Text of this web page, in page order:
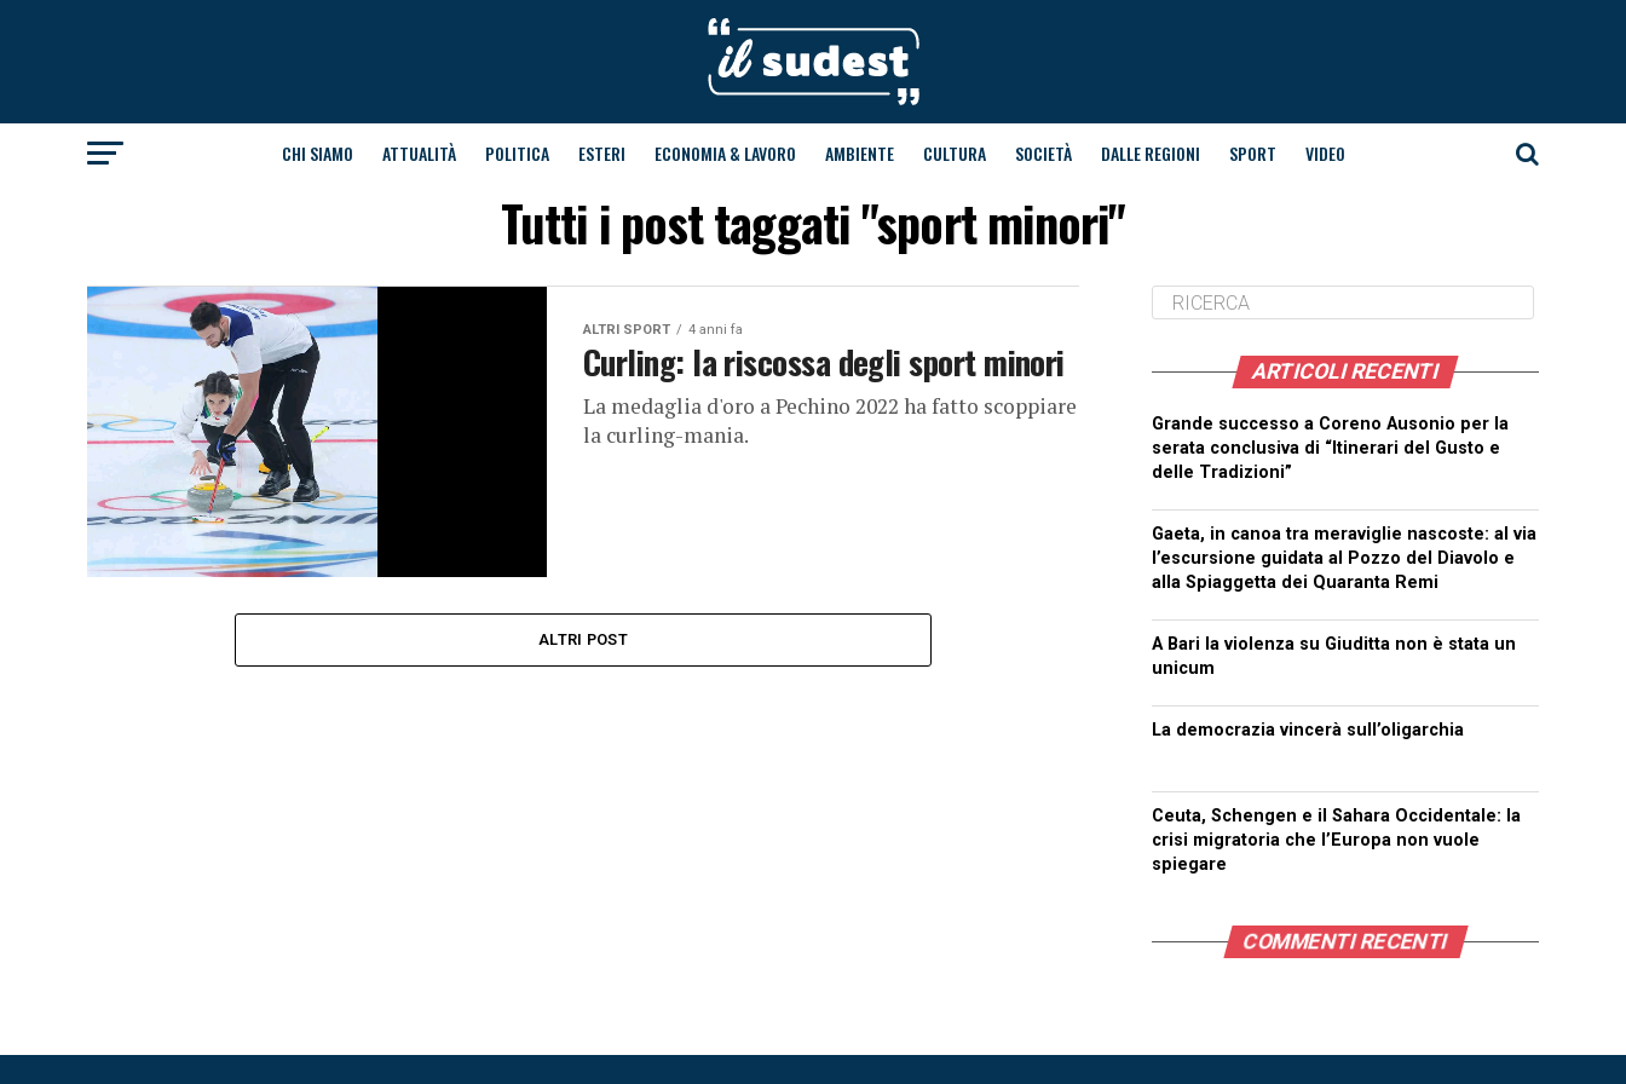
CHI SIAMO ATTUALITÀ POLITICA ESTERI ECONOMIA & LAVORO AMBIENTE CULTURA SOCIETÀ DALLE REGIONI SPORT VIDEO
Tutti i post taggati "sport minori"
ALTRI SPORT 4 anni fa
Curling: la riscossa degli sport minori
La medaglia d'oro a Pechino 2022 ha fatto scoppiare
la curling-mania.
ALTRI POST
ARTICOLI RECENTI
Grande successo a Coreno Ausonio per la
serata conclusiva di “Itinerari del Gusto e
delle Tradizioni”
Gaeta, in canoa tra meraviglie nascoste: al via
l’escursione guidata al Pozzo del Diavolo e
alla Spiaggetta dei Quaranta Remi
A Bari la violenza su Giuditta non è stata un
unicum
La democrazia vincerà sull’oligarchia
Ceuta, Schengen e il Sahara Occidentale: la
crisi migratoria che l’Europa non vuole
spiegare
COMMENTI RECENTI